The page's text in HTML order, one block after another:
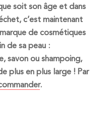
soit son âge et dans
c’est maintenant
de cosmétiques
de sa peau :
savon ou shampoing,
plus en plus large ! Par
.